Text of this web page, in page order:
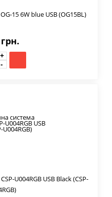
15 6W blue USB (OG15BL)
U004RGB USB Black (CSP-